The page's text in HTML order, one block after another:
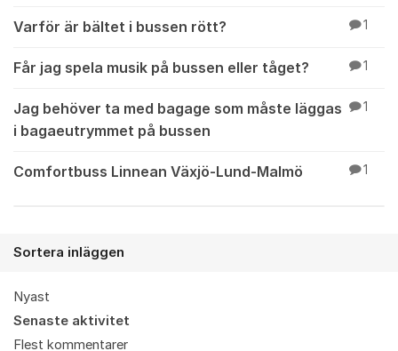
Varför är bältet i bussen rött? 1
Får jag spela musik på bussen eller tåget? 1
Jag behöver ta med bagage som måste läggas
i bagaeutrymmet på bussen
1
Comfortbuss Linnean Växjö-Lund-Malmö 1
Sortera inläggen
Nyast
Senaste aktivitet
Flest kommentarer